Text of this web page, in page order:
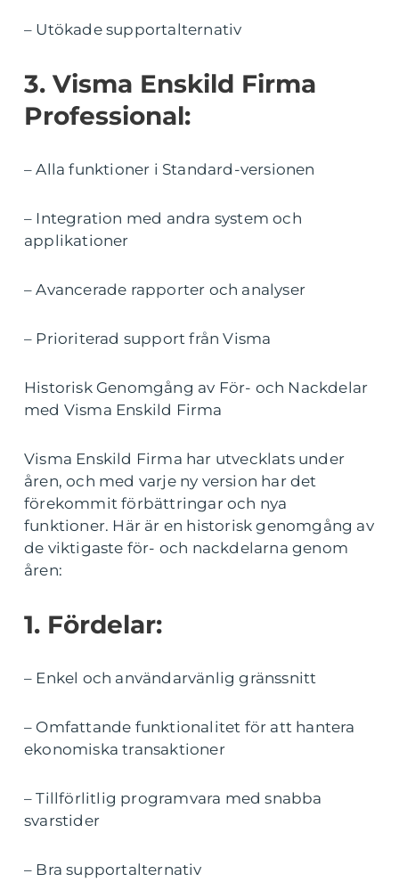
– Utökade supportalternativ
3. Visma Enskild Firma
Professional:
– Alla funktioner i Standard-versionen
– Integration med andra system och
applikationer
– Avancerade rapporter och analyser
– Prioriterad support från Visma
Historisk Genomgång av För- och Nackdelar
med Visma Enskild Firma
Visma Enskild Firma har utvecklats under
åren, och med varje ny version har det
förekommit förbättringar och nya
funktioner. Här är en historisk genomgång av
de viktigaste för- och nackdelarna genom
åren:
1. Fördelar:
– Enkel och användarvänlig gränssnitt
– Omfattande funktionalitet för att hantera
ekonomiska transaktioner
– Tillförlitlig programvara med snabba
svarstider
– Bra supportalternativ